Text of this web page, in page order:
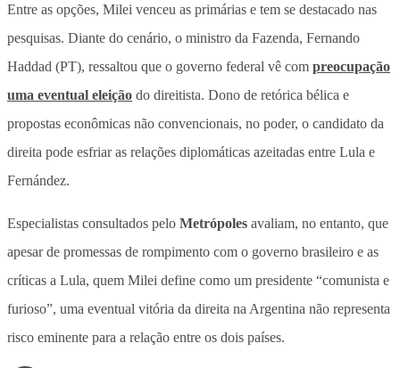
Entre as opções, Milei venceu as primárias e tem se destacado nas
pesquisas. Diante do cenário, o ministro da Fazenda, Fernando
Haddad (PT), ressaltou que o governo federal vê com preocupação
uma eventual eleição do direitista. Dono de retórica bélica e
propostas econômicas não convencionais, no poder, o candidato da
direita pode esfriar as relações diplomáticas azeitadas entre Lula e
Fernández.
Especialistas consultados pelo Metrópoles avaliam, no entanto, que
apesar de promessas de rompimento com o governo brasileiro e as
críticas a Lula, quem Milei define como um presidente “comunista e
furioso”, uma eventual vitória da direita na Argentina não representa
risco eminente para a relação entre os dois países.